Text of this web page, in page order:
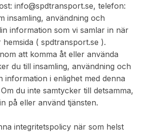
info@spdtransport.se, telefon:
insamling, användning och
information som vi samlar in när
( spdtransport.se ).
att komma åt eller använda
du till insamling, användning och
information i enlighet med denna
du inte samtycker till detsamma,
på eller använd tjänsten.
integritetspolicy när som helst